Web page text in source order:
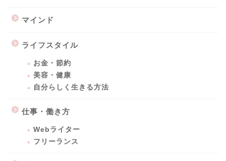
マインド
ライフスタイル
お金・節約
美容・健康
自分らしく生きる方法
仕事・働き方
Webライター
フリーランス